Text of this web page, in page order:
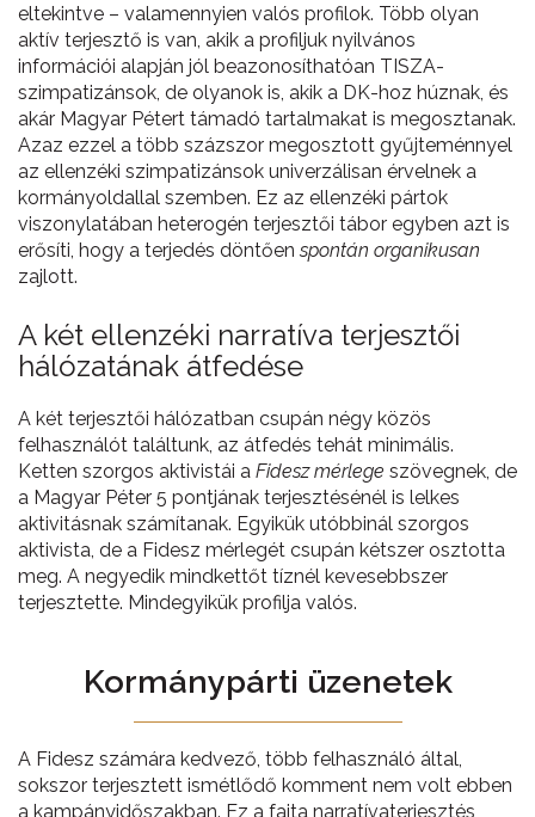
eltekintve – valamennyien valós profilok. Több olyan
aktív terjesztő is van, akik a profiljuk nyilvános
információi alapján jól beazonosíthatóan TISZA-
szimpatizánsok, de olyanok is, akik a DK-hoz húznak, és
akár Magyar Pétert támadó tartalmakat is megosztanak.
Azaz ezzel a több százszor megosztott gyűjteménnyel
az ellenzéki szimpatizánsok univerzálisan érvelnek a
kormányoldallal szemben. Ez az ellenzéki pártok
viszonylatában heterogén terjesztői tábor egyben azt is
erősíti, hogy a terjedés döntőenspontán organikusan
zajlott.
A két ellenzéki narratíva terjesztői
hálózatának átfedése
A két terjesztői hálózatban csupán négy közös
felhasználót találtunk, az átfedés tehát minimális.
Ketten szorgos aktivistái a Fidesz mérlege szövegnek, de
a Magyar Péter 5 pontjának terjesztésénél is lelkes
aktivitásnak számítanak. Egyikük utóbbinál szorgos
aktivista, de a Fidesz mérlegét csupán kétszer osztotta
meg. A negyedik mindkettőt tíznél kevesebbszer
terjesztette. Mindegyikük profilja valós.
Kormánypárti üzenetek
A Fidesz számára kedvező, több felhasználó által,
sokszor terjesztett ismétlődő komment nem volt ebben
a kampányidőszakban. Ez a fajta narratívaterjesztés